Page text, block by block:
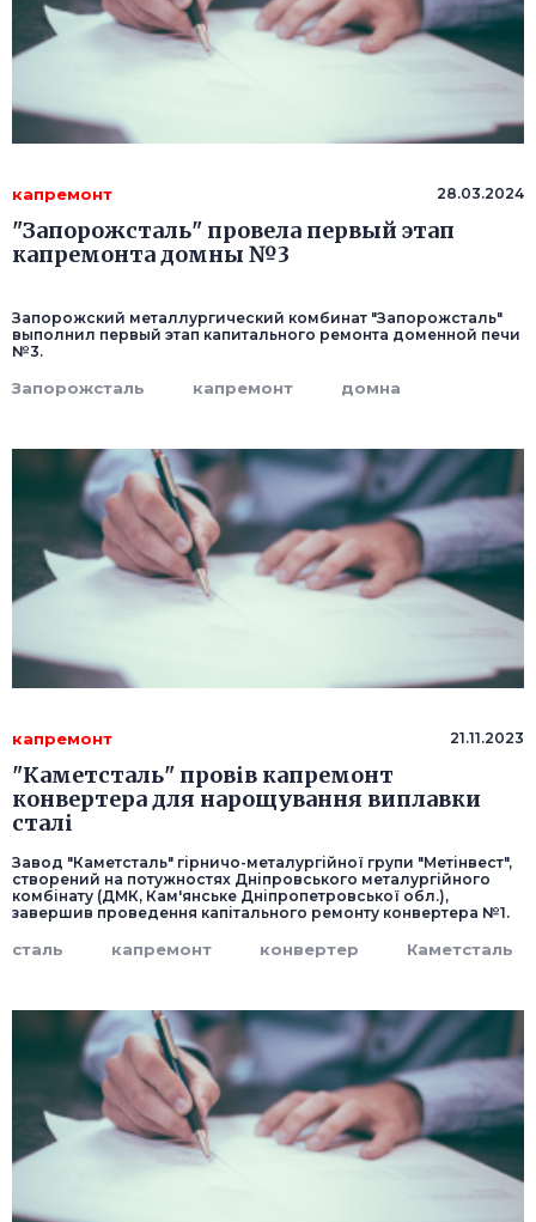
капремонт 28.03.2024
"Запорожсталь" провела первый этап
капремонта домны №3
Запорожский металлургический комбинат "Запорожсталь"
выполнил первый этап капитального ремонта доменной печи
№3.
Запорожсталь капремонт домна
капремонт 21.11.2023
"Каметсталь" провів капремонт
конвертера для нарощування виплавки
сталі
Завод "Каметсталь" гірничо-металургійної групи "Метінвест",
створений на потужностях Дніпровського металургійного
комбінату (ДМК, Кам'янське Дніпропетровської обл.),
завершив проведення капітального ремонту конвертера №1.
сталь капремонт конвертер Каметсталь